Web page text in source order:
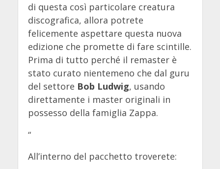
di questa così particolare creatura
discografica, allora potrete
felicemente aspettare questa nuova
edizione che promette di fare scintille.
Prima di tutto perché il remaster è
stato curato nientemeno che dal guru
del settore Bob Ludwig, usando
direttamente i master originali in
possesso della famiglia Zappa.
“
All’interno del pacchetto troverete: